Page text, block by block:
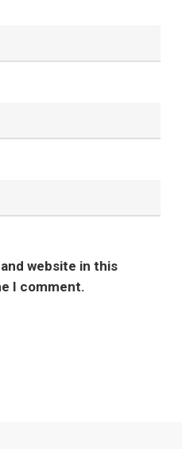
website in this
I comment.